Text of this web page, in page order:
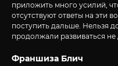
приложить много усилий,
отсутствуют ответы на эти
поступить дальше. Нельзя
продолжали развиваться
Франшиза Блич